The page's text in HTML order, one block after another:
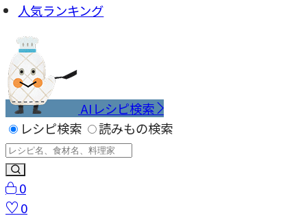
人気ランキング
AIレシピ検索
レシピ検索
読みもの検索
0
0